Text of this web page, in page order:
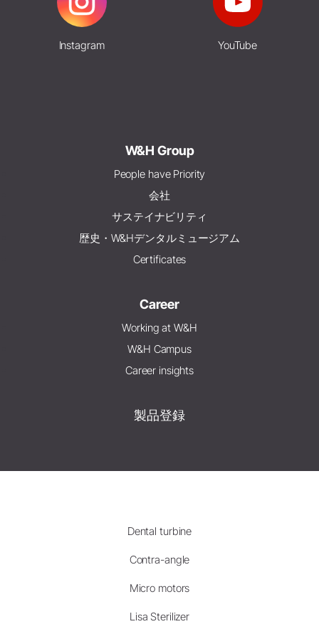
Instagram YouTube
W&H Group
People have Priority
会社
サステイナビリティ
歴史・W&Hデンタルミュージアム
Certificates
Career
Working at W&H
W&H Campus
Career insights
製品登録
Dental turbine
Contra-angle
Micro motors
Lisa Sterilizer